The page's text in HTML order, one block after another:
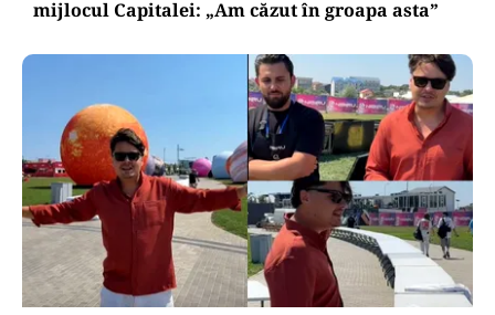
mijlocul Capitalei: „Am căzut în groapa asta”